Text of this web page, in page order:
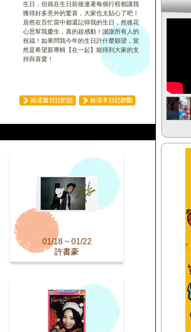
生日，但就在生日前後連著每個行程都讓我
獲得好多意外的驚喜，大家也太貼心了吧！
居然在百忙當中都還記得我的生日，然後花
心思幫我慶生，真的超感動！謝謝所有人的
祝福！如果問我今年的生日許什麼願望，當
然是希望新專輯【在一起】能得到大家的支
持與喜愛！
01/18 ~ 01/22
許書豪
【Next
(宜蘭
【Next
(花東)